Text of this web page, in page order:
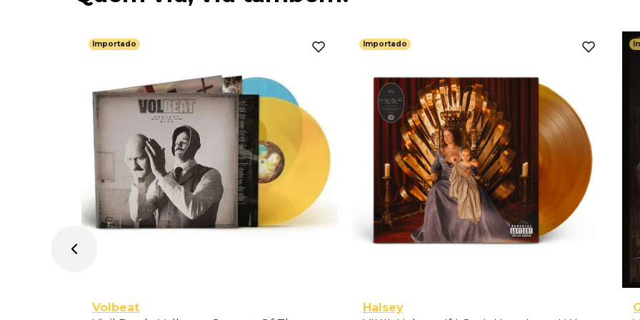
Importado
Volbeat
Importado
Halsey